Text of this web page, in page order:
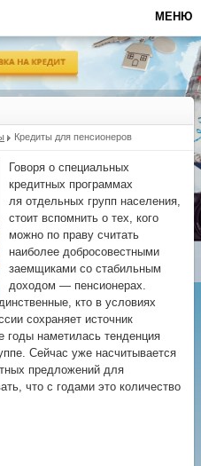
Кредиты для пенсионеров
Говоря о специальных
кредитных программах
ля отдельных групп населения,
стоит вспомнить о тех, кого
можно по праву считать
наиболее добросовестными
заемщиками со стабильным
доходом — пенсионерах.
кто в условиях
сохраняет источник
наметилась тенденция
Сейчас уже насчитывается
предложений для
что с годами это количество
МЕНЮ